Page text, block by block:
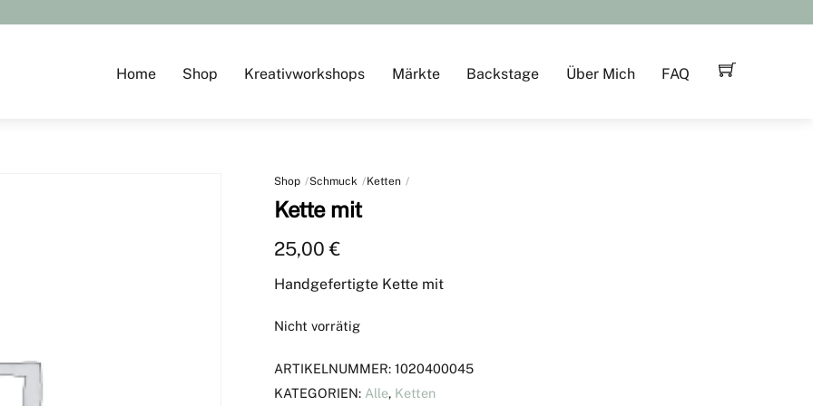
Home Shop Kreativworkshops Märkte Backstage Über Mich FAQ
Shop Schmuck Ketten
Kette mit
25,00€
Handgefertigte Kette mit
Nicht vorrätig
ARTIKELNUMMER: 1020400045
KATEGORIEN: Alle, Ketten